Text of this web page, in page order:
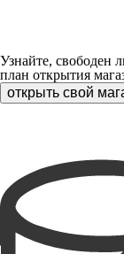
Узнайте, свободен
план открытия
открыть свой